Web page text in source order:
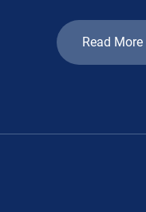
Read More